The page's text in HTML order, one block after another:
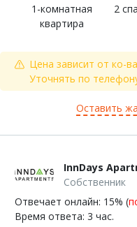
1-комнатная
квартира
2
Цена зависит от ко-
Уточнять по
Оставить
InnDays
Собственник
Отвечает онлайн: 15% (
Время ответа: 3 час.